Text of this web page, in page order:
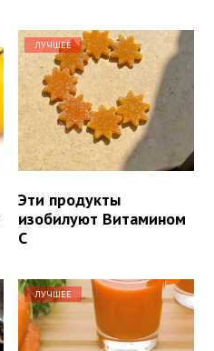
ЛУЧШЕЕ
Эти продукты
изобилуют Витамином
С
ЛУЧШЕЕ